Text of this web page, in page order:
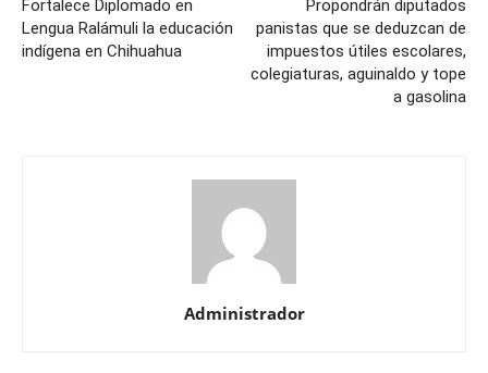
Fortalece Diplomado en
Lengua Ralámuli la educación
indígena en Chihuahua
Propondrán diputados
panistas que se deduzcan de
impuestos útiles escolares,
colegiaturas, aguinaldo y tope
a gasolina
Administrador